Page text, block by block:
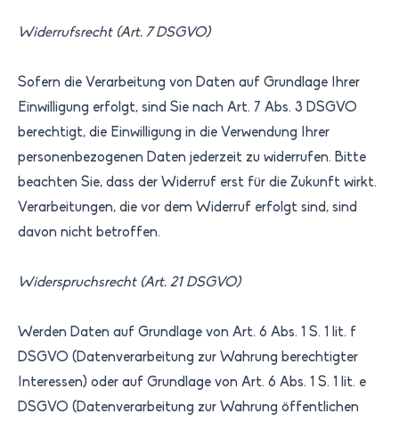
Widerrufsrecht (Art. 7 DSGVO)
Sofern die Verarbeitung von Daten auf Grundlage Ihrer
Einwilligung erfolgt, sind Sie nach Art. 7 Abs. 3 DSGVO
berechtigt, die Einwilligung in die Verwendung Ihrer
personenbezogenen Daten jederzeit zu widerrufen. Bitte
beachten Sie, dass der Widerruf erst für die Zukunft wirkt.
Verarbeitungen, die vor dem Widerruf erfolgt sind, sind
davon nicht betroffen.
Widerspruchsrecht (Art. 21 DSGVO)
Werden Daten auf Grundlage von Art. 6 Abs. 1 S. 1 lit. f
DSGVO (Datenverarbeitung zur Wahrung berechtigter
Interessen) oder auf Grundlage von Art. 6 Abs. 1 S. 1 lit. e
DSGVO (Datenverarbeitung zur Wahrung öffentlichen